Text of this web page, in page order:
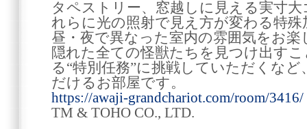
タペストリー、窓越しに見える実寸
れらに光の照射で見え方が変わる特
昼・夜で異なった室内の雰囲気をお
隠れた全ての怪獣たちを見つけ出す
る“特別任務”に挑戦していただくな
だけるお部屋です。
https://awaji-grandchariot.com/room/3416/
TM & TOHO CO., LTD.